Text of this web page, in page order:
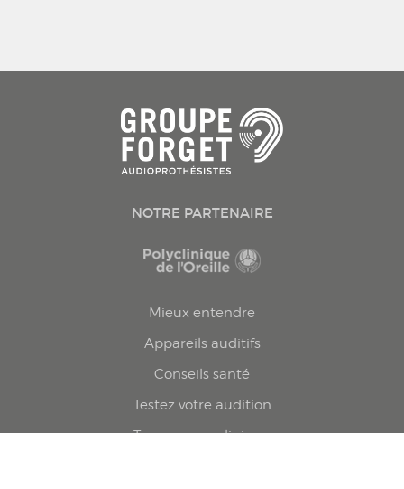
NOTRE PARTENAIRE
Mieux entendre
Appareils auditifs
Conseils santé
Testez votre audition
Trouvez une clinique